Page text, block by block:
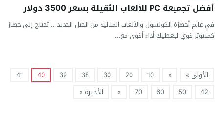
أفضل تجميعة PC للألعاب الثقيلة بسعر 3500 دولار
في عالم أجهزة الكونسول والألعاب المنزلية من الجيل الجديد .. تحتاج إلى جهاز
كمبيوتر قوي ليعطيك أداء أقوى مع...
الأولى » «
10
20
30
38
39
40
41
42
50
60
70
» الأخيرة »